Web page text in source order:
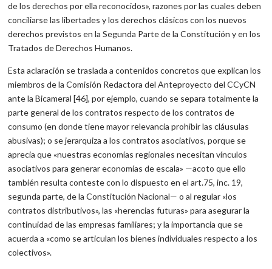
de los derechos por ella reconocidos», razones por las cuales deben
conciliarse las libertades y los derechos clásicos con los nuevos
derechos previstos en la Segunda Parte de la Constitución y en los
Tratados de Derechos Humanos.
Esta aclaración se traslada a contenidos concretos que explican los
miembros de la Comisión Redactora del Anteproyecto del CCyCN
ante la Bicameral [46], por ejemplo, cuando se separa totalmente la
parte general de los contratos respecto de los contratos de
consumo (en donde tiene mayor relevancia prohibir las cláusulas
abusivas); o se jerarquiza a los contratos asociativos, porque se
aprecia que «nuestras economías regionales necesitan vínculos
asociativos para generar economías de escala» —acoto que ello
también resulta conteste con lo dispuesto en el art.75, inc. 19,
segunda parte, de la Constitución Nacional— o al regular «los
contratos distributivos», las «herencias futuras» para asegurar la
continuidad de las empresas familiares; y la importancia que se
acuerda a «como se articulan los bienes individuales respecto a los
colectivos».